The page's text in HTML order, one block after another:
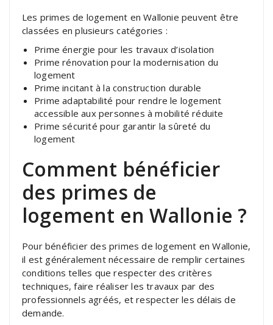
Les primes de logement en Wallonie peuvent être
classées en plusieurs catégories :
Prime énergie pour les travaux d’isolation
Prime rénovation pour la modernisation du
logement
Prime incitant à la construction durable
Prime adaptabilité pour rendre le logement
accessible aux personnes à mobilité réduite
Prime sécurité pour garantir la sûreté du
logement
Comment bénéficier
des primes de
logement en Wallonie ?
Pour bénéficier des primes de logement en Wallonie,
il est généralement nécessaire de remplir certaines
conditions telles que respecter des critères
techniques, faire réaliser les travaux par des
professionnels agréés, et respecter les délais de
demande.